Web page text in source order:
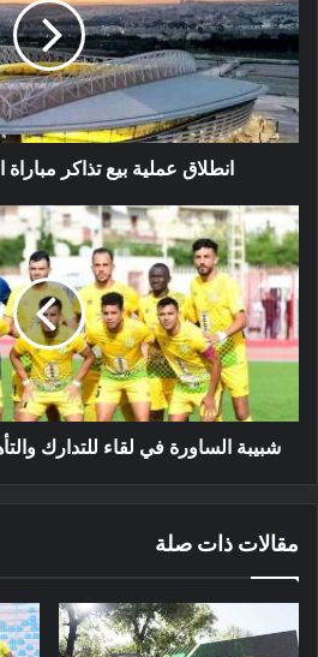
تذاكر
مباراة
الخضر
أمام
النيجر
انطلاق عملية بيع تذاكر مباراة
شبيبة
الساورة
في
لقاء
للتدارك
والتأهل
أمام
الكويتي
شبيبة الساورة في لقاء للتدارك
مقالات ذات صلة